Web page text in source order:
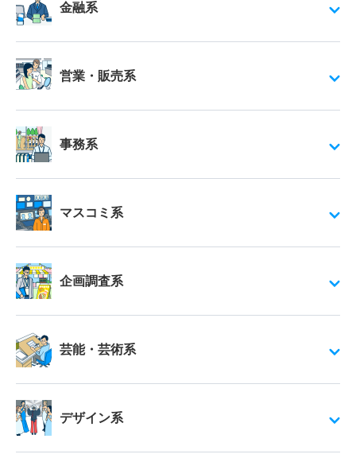
金融系
営業・販売系
事務系
マスコミ系
企画調査系
芸能・芸術系
デザイン系